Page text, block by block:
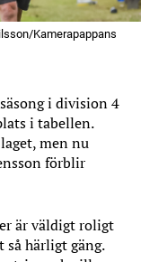
Kamerapappans
i division 4
i tabellen.
men nu
förblir
är väldigt roligt
så härligt gäng.